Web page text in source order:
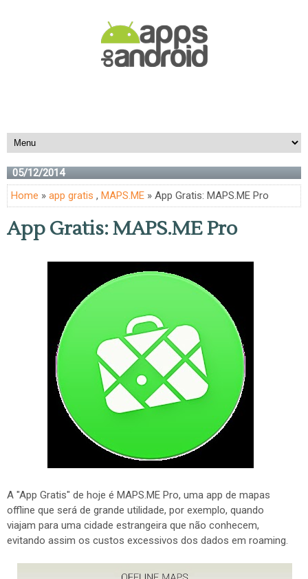
05/12/2014
Home » app gratis , MAPS.ME » App Gratis: MAPS.ME Pro
App Gratis: MAPS.ME Pro
A "App Gratis" de hoje é MAPS.ME Pro, uma app de mapas
offline que será de grande utilidade, por exemplo, quando
viajam para uma cidade estrangeira que não conhecem,
evitando assim os custos excessivos dos dados em roaming.